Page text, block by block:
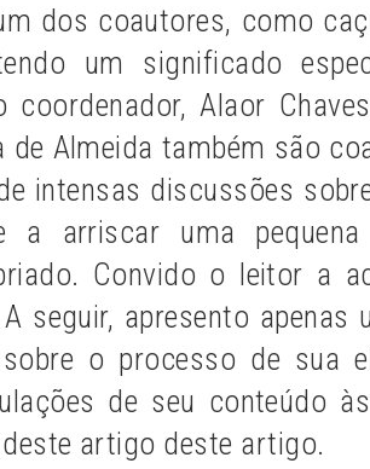
dos coautores, como
um significado
coordenador, Alaor
de Almeida também são
intensas discussões
a arriscar uma pequena
Convido o leitor a
seguir, apresento apenas
o processo de sua
de seu conteúdo
artigo deste artigo.